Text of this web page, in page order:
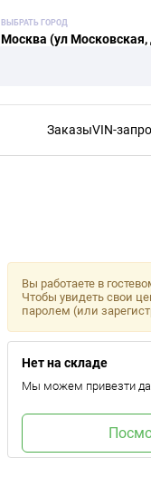
ВЫБРАТЬ ГОРОД
Москва (ул Московская,
ЗаказыVIN-
Вы работаете в
Чтобы увидеть свои
паролем (или
Нет на складе
Мы можем привезти